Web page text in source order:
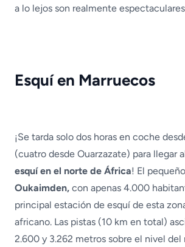
a lo lejos son realmente
Esquí en Marruecos
¡Se tarda solo dos horas en coche
(cuatro desde Ouarzazate) para llegar
esquí en el norte de África! El
Oukaimden, con apenas 4.000
principal estación de esquí de esta
africano. Las pistas (10 km en total)
2.600 y 3.262 metros sobre el nivel del